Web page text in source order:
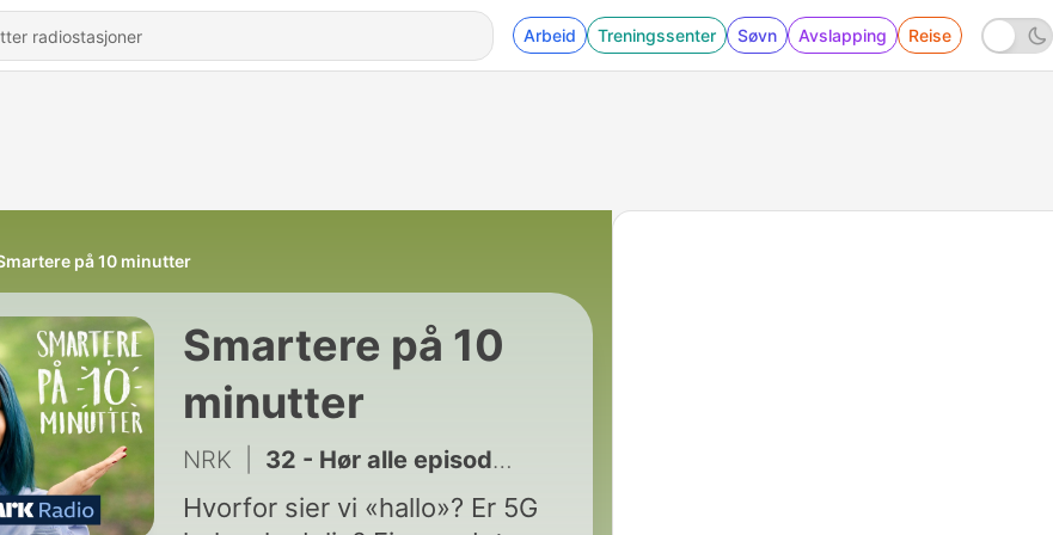
Arbeid Treningssenter Søvn Avslapping Reise
på 10 minutter
Smartere på 10
minutter
NRK 32 - Hør alle episodene i appen NRK radio
Hvorfor sier vi «hallo»? Er 5G